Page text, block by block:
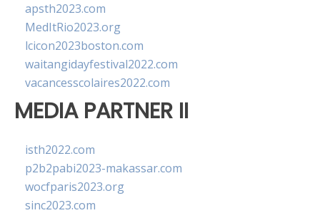
apsth2023.com
MedItRio2023.org
lcicon2023boston.com
waitangidayfestival2022.com
vacancesscolaires2022.com
MEDIA PARTNER II
isth2022.com
p2b2pabi2023-makassar.com
wocfparis2023.org
sinc2023.com